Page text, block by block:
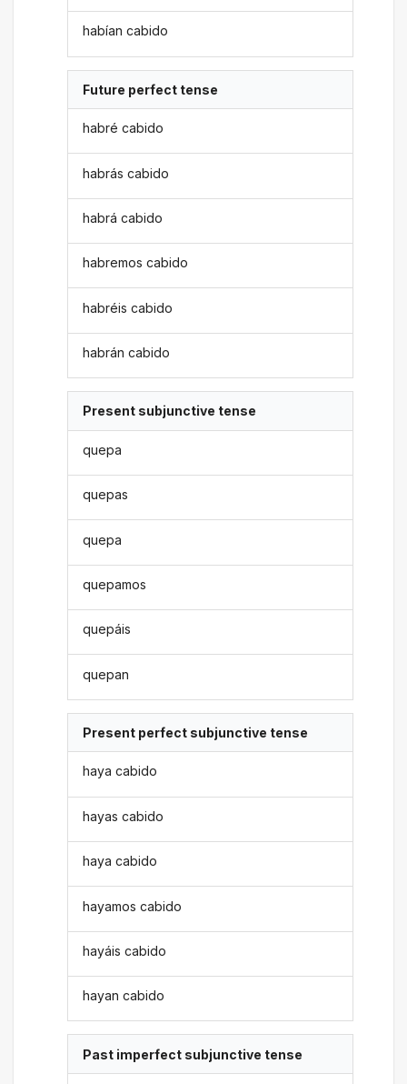
habían cabido
Future perfect tense
habré cabido
habrás cabido
habrá cabido
habremos cabido
habréis cabido
habrán cabido
Present subjunctive tense
quepa
quepas
quepa
quepamos
quepáis
quepan
Present perfect subjunctive tense
haya cabido
hayas cabido
haya cabido
hayamos cabido
hayáis cabido
hayan cabido
Past imperfect subjunctive tense